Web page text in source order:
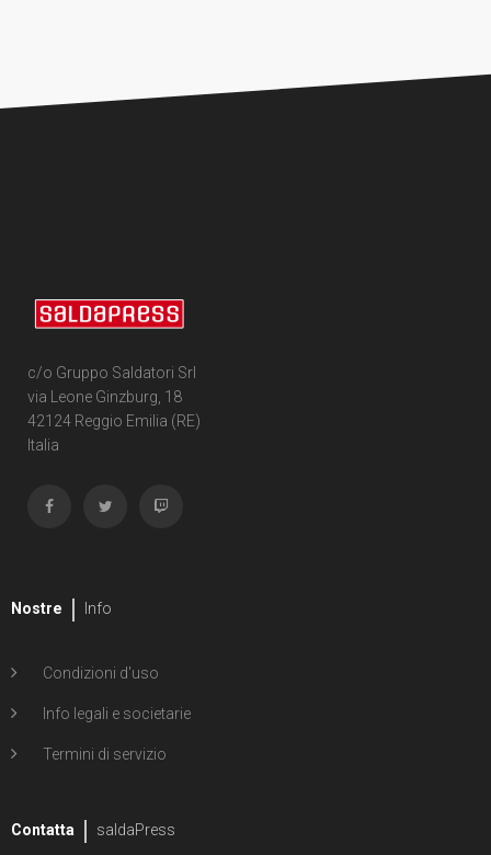
c/o Gruppo Saldatori Srl
via Leone Ginzburg, 18
42124 Reggio Emilia (RE)
Italia
Nostre Info
Condizioni d'uso
Info legali e societarie
Termini di servizio
Contatta saldaPress